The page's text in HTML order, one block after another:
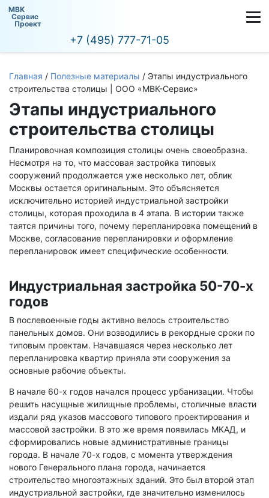
МВК
Сервис
Проект
+7 (495) 777-71-05
Главная / Полезные материалы / Этапы индустриального
строительства столицы | ООО «МВК-Сервис»
Этапы индустриального
строительства столицы
Планировочная композиция столицы очень своеобразна.
Несмотря на то, что массовая застройка типовых
сооружений продолжается уже несколько лет, облик
Москвы остается оригинальным. Это объясняется
исключительно историей индустриальной застройки
столицы, которая проходила в 4 этапа. В истории также
таятся причины того, почему перепланировка помещений в
Москве, согласование перепланировки и оформление
перепланировок имеет специфические особенности.
Индустриальная застройка 50-70-х
годов
В послевоенные годы активно велось строительство
панельных домов. Они возводились в рекордные сроки по
типовым проектам. Начавшаяся через несколько лет
перепланировка квартир приняла эти сооружения за
основные рабочие объекты.
В начале 60-х годов начался процесс урбанизации. Чтобы
решить насущные жилищные проблемы, столичные власти
издали ряд указов массового типового проектирования и
массовой застройки. В это же время появилась МКАД, и
сформировались новые административные границы
города. В начале 70-х годов, с момента утверждения
нового Генерального плана города, начинается
строительство многоэтажных зданий. Это был второй этап
индустриальной застройки, где значительно изменилось